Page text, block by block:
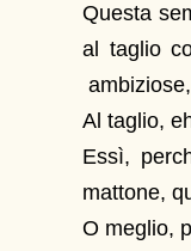
Questa
al taglio
Al taglio,
Essì,
mattone,
O meglio,